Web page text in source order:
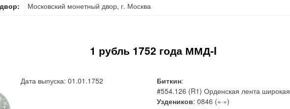
Московский монетный двор, г. Москва
1 рубль 1752 года ММД-I
Дата выпуска: 01.01.1752 Биткин:
#554.126 (R1) Орденская лента широкая
Уздеников: 0846 («·»)